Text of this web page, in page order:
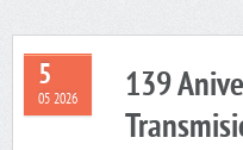
5
05 2026
139